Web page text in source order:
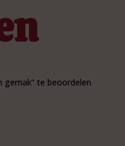
gemak” te beoordelen